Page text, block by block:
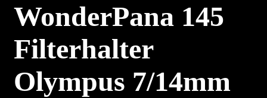
WonderPana 145
Filterhalter
Olympus 7/14mm